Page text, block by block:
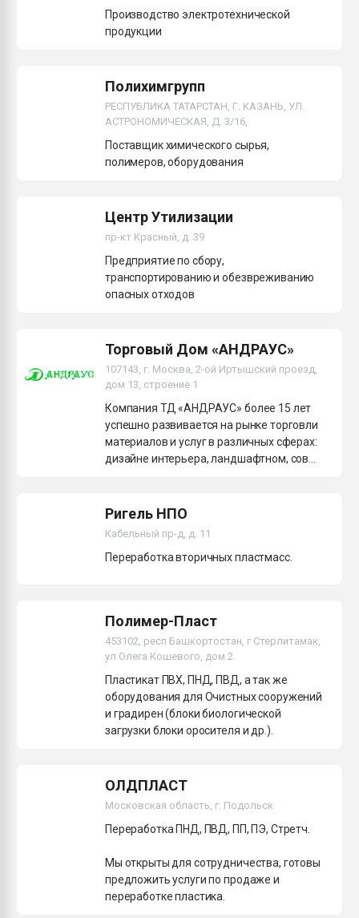
Производство электротехнической
продукции
Полихимгрупп
РЕСПУБЛИКА ТАТАРСТАН, Г. КАЗАНЬ, УЛ.
АСТРОНОМИЧЕСКАЯ, Д. 3/16,
Поставщик химического сырья,
полимеров, оборудования
Центр Утилизации
пр-кт Красный, д. 39
Предприятие по сбору,
транспортированию и обезвреживанию
опасных отходов
Торговый Дом «АНДРАУС»
107143, г. Москва, 2-ой Иртышский проезд,
дом 13, строение 1
Компания ТД «АНДРАУС» более 15 лет
успешно развивается на рынке торговли
материалов и услуг в различных сферах:
дизайне интерьера, ландшафтном, сов...
Ригель НПО
Кабельный пр-д, д. 11
Переработка вторичных пластмасс.
Полимер-Пласт
453102, респ Башкортостан, г Стерлитамак,
ул Олега Кошевого, дом 2
Пластикат ПВХ, ПНД, ПВД, а так же
оборудования для Очистных сооружений
и градирен (блоки биологической
загрузки блоки оросителя и др.).
ОЛДПЛАСТ
Московская область, г. Подольск
Переработка ПНД, ПВД, ПП, ПЭ, Стретч.
Мы открыты для сотрудничества, готовы
предложить услуги по продаже и
переработке пластика.